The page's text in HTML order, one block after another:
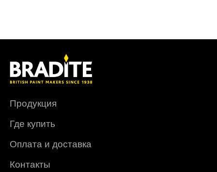
Продукция
Где купить
Оплата и доставка
Контакты